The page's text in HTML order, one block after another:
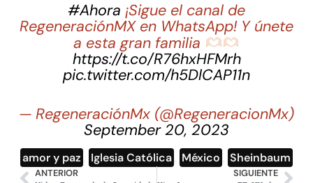
#Ahora ¡Sigue el canal de
RegeneraciónMX en WhatsApp! Y únete
a esta gran familia
https://t.co/R76hxHFMrh
pic.twitter.com/h5DlCAP11n
— RegeneraciónMx (@RegeneracionMx)
September 20, 2023
amor y paz Iglesia Católica México Sheinbaum
ANTERIOR SIGUIENTE